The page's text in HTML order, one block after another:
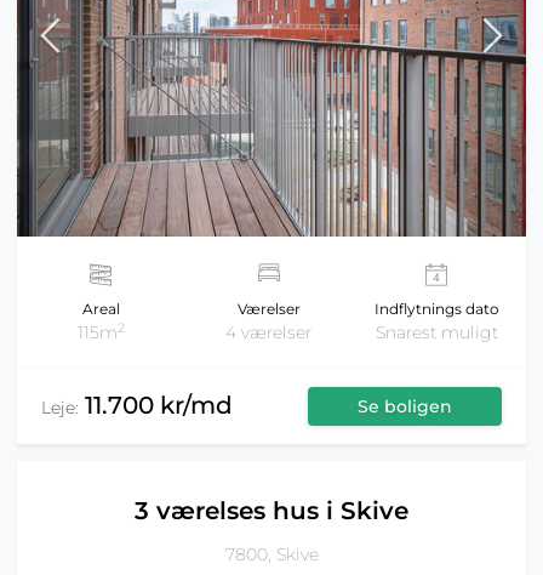
Areal
115m2
Værelser
4 værelser
Indflytnings dato
Snarest muligt
Leje: 11.700 kr/md Se boligen
3 værelses hus i Skive
7800, Skive